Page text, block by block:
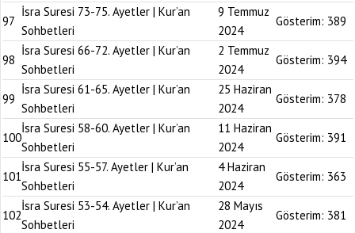
97
İsra Suresi 73-75. Ayetler | Kur’an
Sohbetleri
9 Temmuz
2024
Gösterim: 389
98
İsra Suresi 66-72. Ayetler | Kur’an
Sohbetleri
2 Temmuz
2024
Gösterim: 394
99
İsra Suresi 61-65. Ayetler | Kur’an
Sohbetleri
25 Haziran
2024
Gösterim: 378
100
İsra Suresi 58-60. Ayetler | Kur’an
Sohbetleri
11 Haziran
2024
Gösterim: 391
101
İsra Suresi 55-57. Ayetler | Kur’an
Sohbetleri
4 Haziran
2024
Gösterim: 363
102
İsra Suresi 53-54. Ayetler | Kur’an
Sohbetleri
28 Mayıs
2024
Gösterim: 381